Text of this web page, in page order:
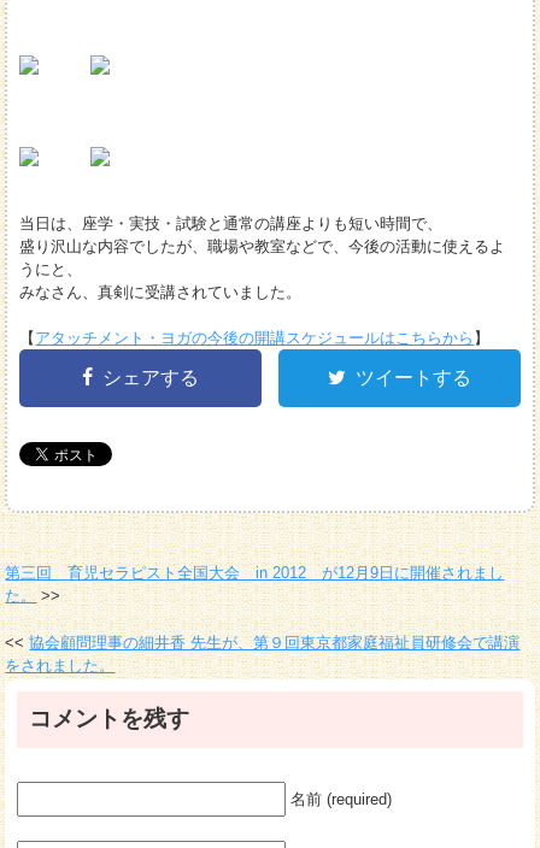
当日は、座学・実技・試験と通常の講座よりも短い時間で、
盛り沢山な内容でしたが、職場や教室などで、今後の活動に使えるよ
うにと、
みなさん、真剣に受講されていました。
【アタッチメント・ヨガの今後の開講スケジュールはこちらから 】
シェアする ツイートする
第三回 育児セラピスト全国大会 in 2012 が12月9日に開催されまし
た。
協会顧問理事の細井香 先生が、第９回東京都家庭福祉員研修会で講演
をされました。
コメントを残す
名前 (required)